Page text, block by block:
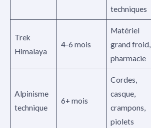
techniques
Trek
Himalaya
4-6 mois
Matériel
grand froid,
pharmacie
Alpinisme
technique
6+ mois
Cordes,
casque,
crampons,
piolets